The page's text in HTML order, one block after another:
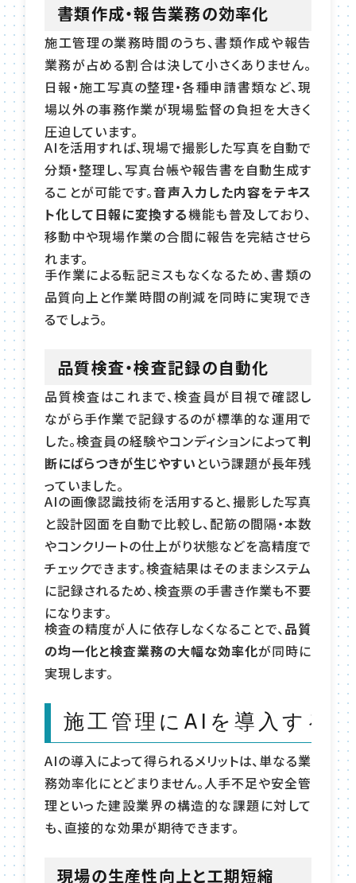
書類作成・報告業務の効率化
施工管理の業務時間のうち、書類作成や報告
業務が占める割合は決して小さくありません。
日報・施工写真の整理・各種申請書類など、現
場以外の事務作業が現場監督の負担を大きく
圧迫しています。
AIを活用すれば、現場で撮影した写真を自動で
分類・整理し、写真台帳や報告書を自動生成す
ることが可能です。音声入力した内容をテキス
ト化して日報に変換する機能も普及しており、
移動中や現場作業の合間に報告を完結させら
れます。
手作業による転記ミスもなくなるため、書類の
品質向上と作業時間の削減を同時に実現でき
るでしょう。
品質検査・検査記録の自動化
品質検査はこれまで、検査員が目視で確認し
ながら手作業で記録するのが標準的な運用で
した。検査員の経験やコンディションによって判
断にばらつきが生じやすい という課題が長年残
っていました。
AIの画像認識技術を活用すると、撮影した写真
と設計図面を自動で比較し、配筋の間隔・本数
やコンクリートの仕上がり状態などを高精度で
チェックできます。検査結果はそのままシステム
に記録されるため、検査票の手書き作業も不要
になります。
検査の精度が人に依存しなくなることで、品質
の均一化と検査業務の大幅な効率化が同時に
実現します。
施工管理にAIを導入する
AIの導入によって得られるメリットは、単なる業
務効率化にとどまりません。人手不足や安全管
理といった建設業界の構造的な課題に対して
も、直接的な効果が期待できます。
現場の生産性向上と工期短縮